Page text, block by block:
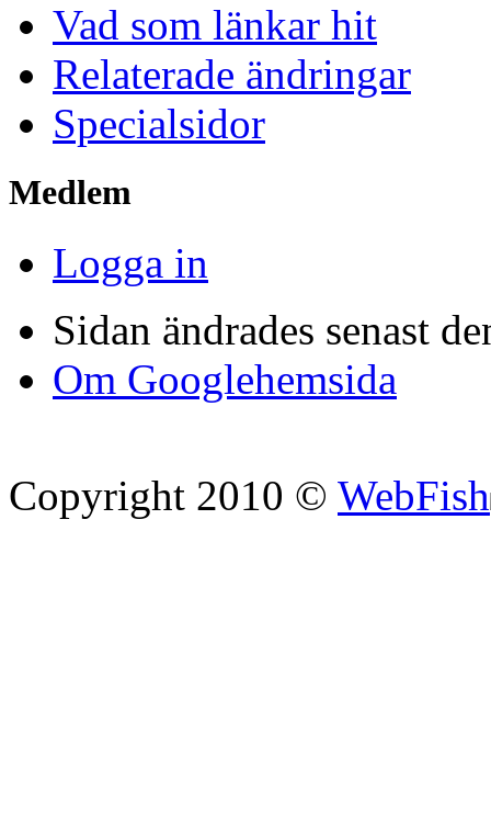
Vad som länkar hit
Relaterade ändringar
Specialsidor
Medlem
Logga in
Sidan ändrades senast
Om Googlehemsida
Copyright 2010 © WebFish